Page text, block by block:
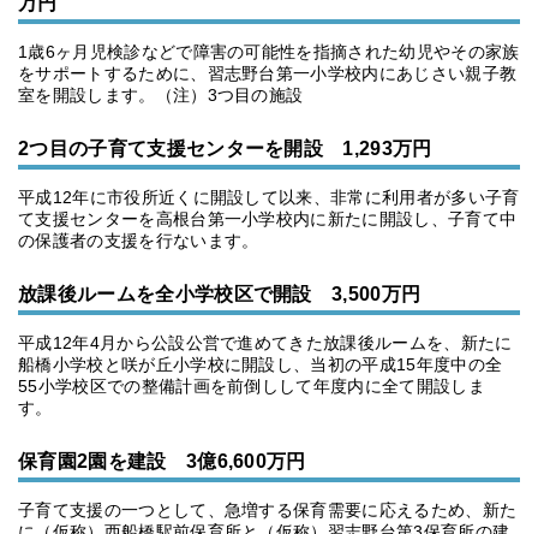
1歳6ヶ月児検診などで障害の可能性を指摘された幼児やその家族
をサポートするために、習志野台第一小学校内にあじさい親子教
室を開設します。（注）3つ目の施設
2つ目の子育て支援センターを開設 1,293万円
平成12年に市役所近くに開設して以来、非常に利用者が多い子育
て支援センターを高根台第一小学校内に新たに開設し、子育て中
の保護者の支援を行ないます。
放課後ルームを全小学校区で開設 3,500万円
平成12年4月から公設公営で進めてきた放課後ルームを、新たに
船橋小学校と咲が丘小学校に開設し、当初の平成15年度中の全
55小学校区での整備計画を前倒しして年度内に全て開設しま
す。
保育園2園を建設 3億6,600万円
子育て支援の一つとして、急増する保育需要に応えるため、新た